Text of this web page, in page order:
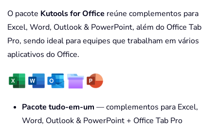
O pacote Kutools for Office reúne complementos para
Excel, Word, Outlook & PowerPoint, além do Office Tab
Pro, sendo ideal para equipes que trabalham em vários
aplicativos do Office.
Pacote tudo-em-um — complementos para Excel,
Word, Outlook & PowerPoint + Office Tab Pro